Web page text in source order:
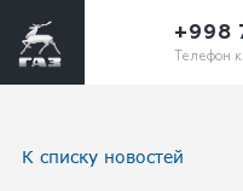
+998
Телефон
К списку новостей